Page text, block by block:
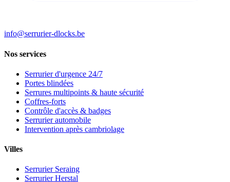
info@serrurier-dlocks.be
Nos services
Serrurier d'urgence 24/7
Portes blindées
Serrures multipoints & haute sécurité
Coffres-forts
Contrôle d'accès & badges
Serrurier automobile
Intervention après cambriolage
Villes
Serrurier Seraing
Serrurier Herstal